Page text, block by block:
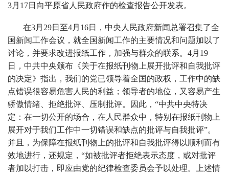
3月17日向平原省人民政府作的检查报告公开发表。
在3月29日至4月16日，中央人民政府新闻总署召集了全
国新闻工作会议，就全国新闻工作的主要情况和问题加以了
讨论，并要求改进报纸工作，加强与群众的联系。4月19
日，中共中央颁布《关于在报纸刊物上展开批评和自我批评
的决定》指出，我们的党已领导着全国的政权，工作中的缺
点错误很容易危害人民的利益；领导者的地位，又容易产生
骄傲情绪、拒绝批评、压制批评。因此，“中共中央特决
定：在一切公开的场合，在人民群众中，特别在报纸刊物上
展开对于我们工作中一切错误和缺点的批评与自我批评”。
并且，为保障在报纸刊物上的批评和自我批评得以顺利而有
效地进行，还规定，“如被批评者拒绝表示态度，或对批评
者加以打击，即应由党的纪律检查委员会予以处理。上述情